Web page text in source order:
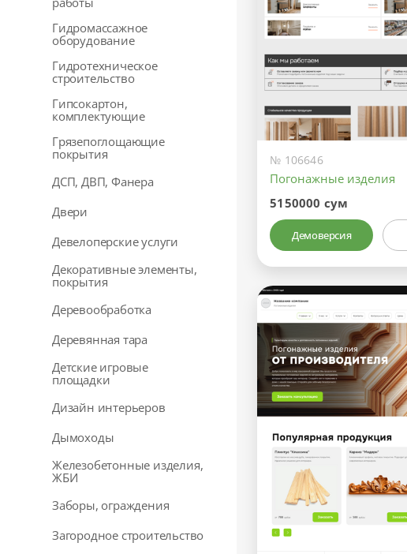
Гидромассажное
оборудование
Гидротехническое
строительство
Гипсокартон,
комплектующие
Грязепоглощающие
покрытия
ДСП, ДВП, Фанера
Двери
Девелоперские услуги
Декоративные элементы,
покрытия
Деревообработка
Деревянная тара
Детские игровые
площадки
Дизайн интерьеров
Дымоходы
Железобетонные изделия,
ЖБИ
Заборы, ограждения
Загородное строительство
№ 106646
Погонажные изделия
5150000 сум
Демоверсия